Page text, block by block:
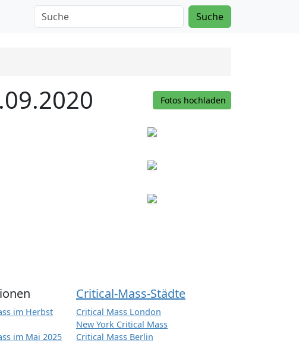
Suche
Fotos hochladen
im Herbst
im Mai 2025
Critical-Mass-Städte
Critical Mass London
New York Critical Mass
Critical Mass Berlin